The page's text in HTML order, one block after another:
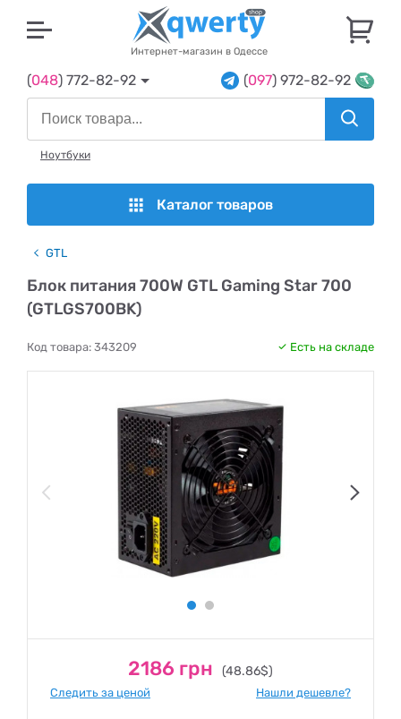
Интернет-магазин в Одессе
(048) 772-82-92 (097) 972-82-92
Ноутбуки
Каталог товаров
GTL
Блок питания 700W GTL Gaming Star 700
(GTLGS700BK)
Код товара: 343209 Есть на складе
2186 грн (48.86$)
Следить за ценой Нашли дешевле?